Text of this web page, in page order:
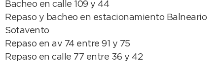
Bacheo en calle 109 y 44
Repaso y bacheo en estacionamiento Balneario
Sotavento
Repaso en av 74 entre 91 y 75
Repaso en calle 77 entre 36 y 42